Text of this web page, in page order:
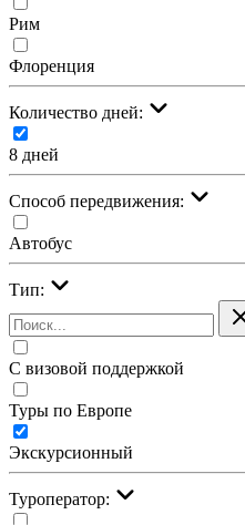
Рим
Флоренция
Количество дней:
8 дней
Cпособ передвижения:
Автобус
Тип:
С визовой поддержкой
Туры по Европе
Экскурсионный
Туроператор: